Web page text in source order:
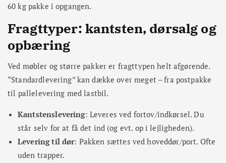
60 kg pakke i opgangen.
Fragttyper: kantsten, dørsalg og
opbæring
Ved møbler og større pakker er fragttypen helt afgørende.
“Standardlevering” kan dække over meget – fra postpakke
til pallelevering med lastbil.
Kantstenslevering: Leveres ved fortov/indkørsel. Du
står selv for at få det ind (og evt. op i lejligheden).
Levering til dør: Pakken sættes ved hoveddør/port. Ofte
uden trapper.